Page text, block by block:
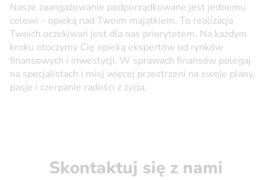
Nasze zaangażowanie podporządkowane jest jednemu
celowi – opieką nad Twoim majątkiem. To realizacja
Twoich oczekiwań jest dla nas priorytetem. Na każdym
kroku otoczymy Cię opieką ekspertów od rynków
finansowych i inwestycji. W sprawach finansów polegaj
na specjalistach i miej więcej przestrzeni na swoje plany,
pasje i czerpanie radości z życia.
Skontaktuj się z nami